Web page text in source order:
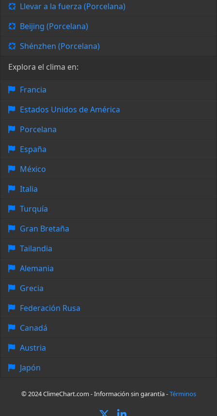
Llevar a la fuerza (Porcelana)
Beijing (Porcelana)
Shénzhen (Porcelana)
Explora el clima en:
Francia
Estados Unidos de América
Porcelana
España
México
Italia
Turquía
Gran Bretaña
Tailandia
Alemania
Grecia
Federación Rusa
Canadá
Austria
Japón
© 2024 ClimeChart.com - Información sin garantía -Términos